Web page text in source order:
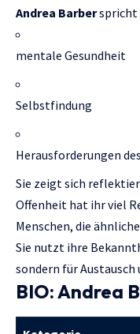
Andrea Barberspricht
mentale Gesundheit
Selbstfindung
Herausforderungen
Sie zeigt sich
Offenheit hat ihr viel
Menschen, die
Sie nutzt ihre
sondern für Austausch
BIO: Andrea